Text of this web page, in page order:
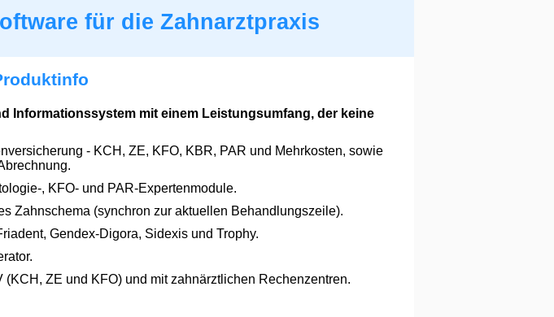
für die Zahnarztpraxis
Informationssystem mit einem Leistungsumfang, der keine
- KCH, ZE, KFO, KBR, PAR und Mehrkosten, sowie
, KFO- und PAR-Expertenmodule.
Zahnschema (synchron zur aktuellen Behandlungszeile).
Gendex-Digora, Sidexis und Trophy.
(KCH, ZE und KFO) und mit zahnärztlichen Rechenzentren.